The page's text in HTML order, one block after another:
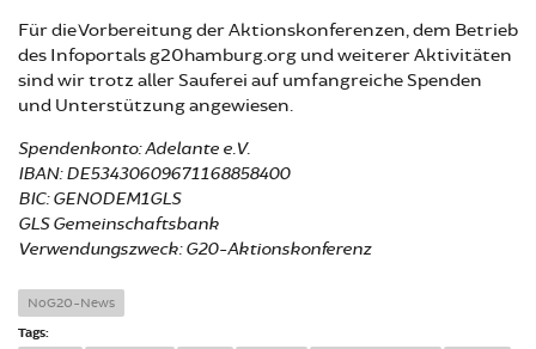
Für die Vorbereitung der Aktionskonferenzen, dem Betrieb
des Infoportals g20hamburg.org und weiterer Aktivitäten
sind wir trotz aller Sauferei auf umfangreiche Spenden
und Unterstützung angewiesen.
Spendenkonto: Adelante e.V.
IBAN: DE53430609671168858400
BIC: GENODEM1GLS
GLS Gemeinschaftsbank
Verwendungszweck: G20-Aktionskonferenz
NoG20-News
Tags: